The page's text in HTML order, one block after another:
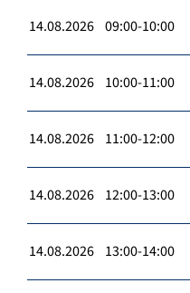
14.08.2026 09:00-10:00
14.08.2026 10:00-11:00
14.08.2026 11:00-12:00
14.08.2026 12:00-13:00
14.08.2026 13:00-14:00